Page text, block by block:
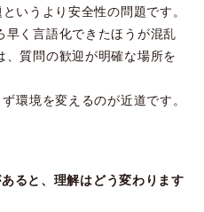
いうより安全性の問題です。
く言語化できたほうが混乱
質問の歓迎が明確な場所を
環境を変えるのが近道です。
ると、理解はどう変わります